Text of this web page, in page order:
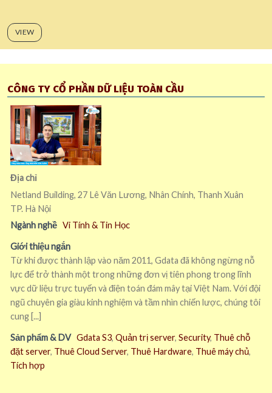
VIEW
CÔNG TY CỔ PHẦN DỮ LIỆU TOÀN CẦU
Địa chỉ
Netland Building, 27 Lê Văn Lương, Nhân Chính, Thanh Xuân
TP. Hà Nội
Ngành nghề Vi Tính & Tin Học
Giới thiệu ngắn
Từ khi được thành lập vào năm 2011, Gdata đã không ngừng nỗ
lực để trở thành một trong những đơn vị tiên phong trong lĩnh
vực dữ liệu trực tuyến và điện toán đám mây tại Việt Nam. Với đội
ngũ chuyên gia giàu kinh nghiệm và tầm nhìn chiến lược, chúng tôi
cung [...]
Sản phẩm & DV Gdata S3, Quản trị server, Security, Thuê chỗ
đặt server, Thuê Cloud Server, Thuê Hardware, Thuê máy chủ,
Tích hợp